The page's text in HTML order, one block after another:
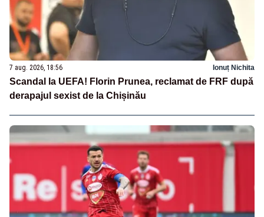
7 aug. 2026, 18:56 Ionuț Nichita
Scandal la UEFA! Florin Prunea, reclamat de FRF după
derapajul sexist de la Chișinău